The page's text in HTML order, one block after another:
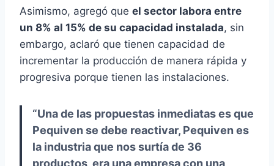
Asimismo, agregó que el sector labora entre
un 8% al 15% de su capacidad instalada, sin
embargo, aclaró que tienen capacidad de
incrementar la producción de manera rápida y
progresiva porque tienen las instalaciones.
“Una de las propuestas inmediatas es que
Pequiven se debe reactivar, Pequiven es
la industria que nos surtía de 36
productos, era una empresa con una